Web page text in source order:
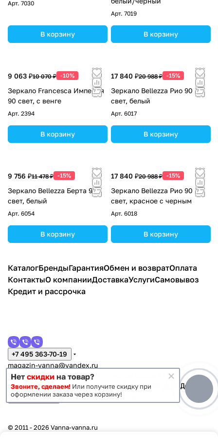
Арт. 7030
В корзину
Арт. 7019
В корзину
9 063 ₽10 070 ₽ -10%
Зеркало Francesca Империя
90 свет, с венге
Арт. 2394
В корзину
17 840 ₽20 988 ₽ -15%
Зеркало Bellezza Рио 90
свет, белый
Арт. 6017
В корзину
9 756 ₽11 478 ₽ -15%
Зеркало Bellezza Берта 90
свет, белый
Арт. 6054
В корзину
17 840 ₽20 988 ₽ -15%
Зеркало Bellezza Рио 90
свет, красное с черным
Арт. 6018
В корзину
КаталогБрендыГарантияОбмен и возвратОплата
КонтактыО компанииДоставкаУслугиСамовывоз
Кредит и рассрочка
+7 495 363-70-19
magazin-vanna@yandex.ru
г. Москва, Митино, улица Пятницкое шоссе 47
Темная тема Конфиденциальность
© 2011 - 2026 Vanna-vanna.ru
Нет скидки на товар?
Звоните, сделаем! Или получите скидку при
оформлении заказа через корзину!